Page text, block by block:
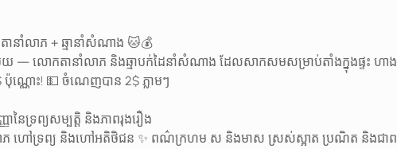
នាំលាភ + ឆ្មានាំសំណាង 🐱💰
— លោកតានាំលាភ និងឆ្មាបក់ដៃនាំសំណាង ដែលសាកសមសម្រាប់តាំងក្នុងផ្ទះ
ប៉ុណ្ណោះ! 💵 ចំណេញបាន 2$ ភ្លាមៗ
នៃទ្រព្យសម្បត្តិ និងភាពរុងរឿង
លាភ ហៅទ្រព្យ និងហៅអតិថិជន ✨ ពណ៌ក្រហម ស និងមាស ស្រស់ស្អាត ប្រណិត និងជ